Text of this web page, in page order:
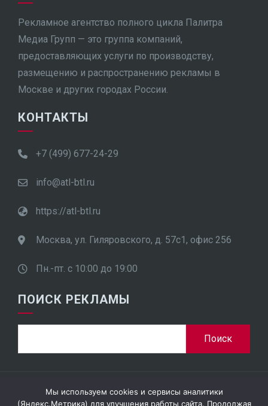
Рекламное агентство полного цикла Палитра
Медиа Групп — это группа компаний,
предоставляющих услуги по производству,
размещению и распространению рекламы в
Москве и других городах России.
КОНТАКТЫ
+7 (499) 677-24-29
info@atl-btl.ru
https://atl-btl.ru
Москва, ул. Гиляровского, д. 57с1, офис 256
Пн.-пт. с 10:00 до 19:00
ПОИСК РЕКЛАМЫ
ООО "ПроСтар Плюс", ИНН 7701948452
Мы используем cookies и сервисы аналитики
(Яндекс.Метрика) для улучшения работы сайта. Продолжая